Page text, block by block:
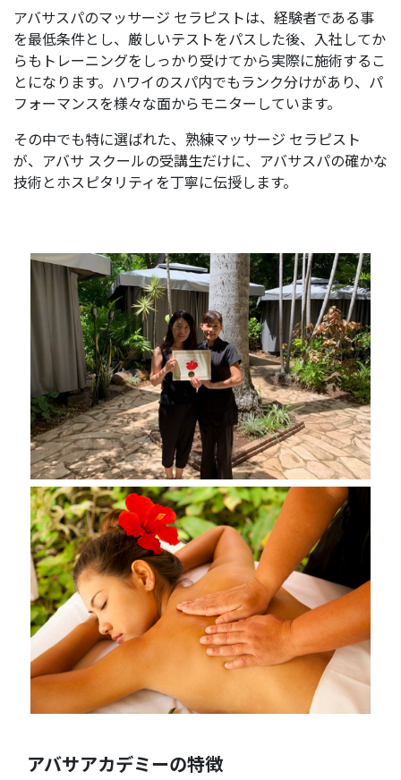
アバサスパのマッサージ セラピストは、経験者である事
を最低条件とし、厳しいテストをパスした後、入社してか
らもトレーニングをしっかり受けてから実際に施術するこ
とになります。ハワイのスパ内でもランク分けがあり、パ
フォーマンスを様々な面からモニターしています。
その中でも特に選ばれた、熟練マッサージ セラピスト
が、アバサ スクールの受講生だけに、アバサスパの確かな
技術とホスピタリティを丁寧に伝授します。
アバサアカデミーの特徴